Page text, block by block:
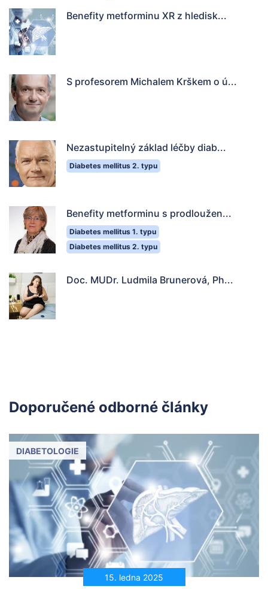
Benefity metforminu XR z hledisk...
S profesorem Michalem Krškem o ú...
Nezastupitelný základ léčby diab...
Diabetes mellitus 2. typu
Benefity metforminu s prodloužen...
Diabetes mellitus 1. typu
Diabetes mellitus 2. typu
Doc. MUDr. Ludmila Brunerová, Ph...
Doporučené odborné články
15. ledna 2025
DIABETOLOGIE